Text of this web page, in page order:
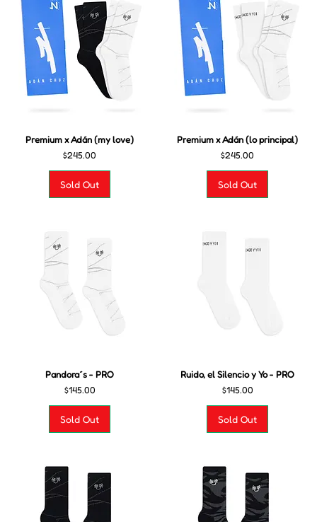
Premium x Adán (my love)
Precio
$245.00
Sold Out
Premium x Adán (lo principal)
Precio
$245.00
Sold Out
Pandora´s - PRO
Precio
$145.00
Sold Out
Ruido, el Silencio y Yo - PRO
Precio
$145.00
Sold Out